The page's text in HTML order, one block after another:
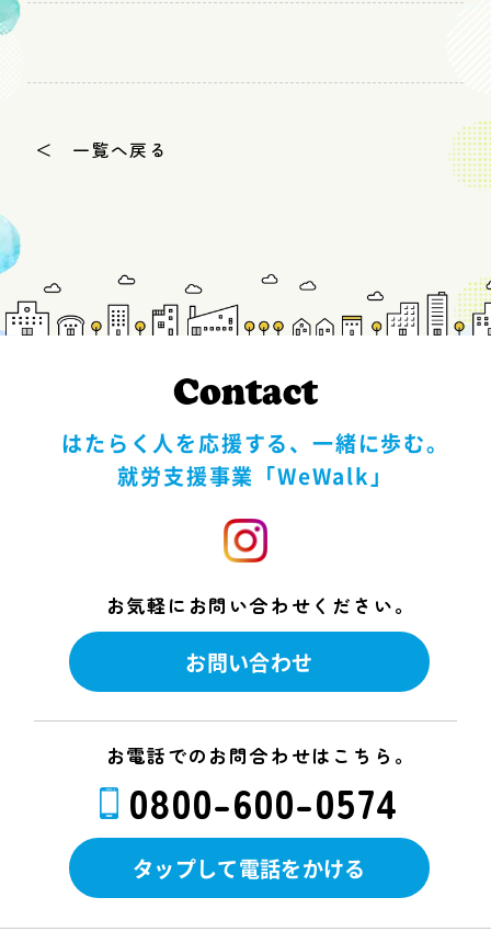
＜ 一覧へ戻る
Contact
はたらく人を応援する、一緒に歩む。
就労支援事業「WeWalk」
お気軽にお問い合わせください。
お問い合わせ
お電話でのお問合わせはこちら。
0800-600-0574
タップして電話をかける